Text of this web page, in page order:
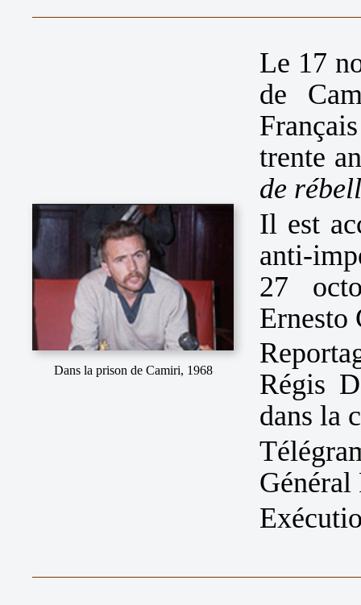
Dans la prison de Camiri, 1968
Le 17
de
trente
de
Il est
anti-
27
Ernesto
Régis
dans la
Général